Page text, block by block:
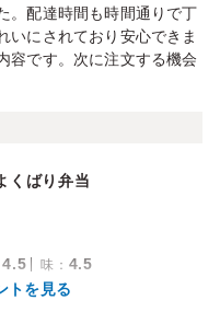
。配達時間も時間通りで丁
いにされており安心できま
容です。次に注文する機会
くばり弁当
4.5 味 ： 4.5
トを見る